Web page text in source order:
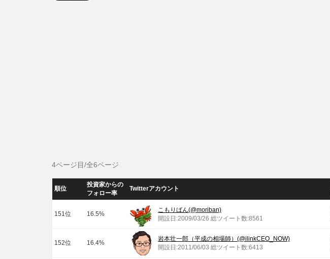
4ページ目/全6ページ
順位
投資家からの
フォロー率
Twitterアカウント
151位 16.5%
こもりばん(@moriban)
開設日:2009/03/26 総ツイート数:8561
152位 16.4%
岩本壮一郎（平成の相場師）(@ilinkCEO_NOW)
開設日:2011/06/03 総ツイート数:6413